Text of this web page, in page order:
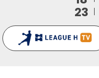
23